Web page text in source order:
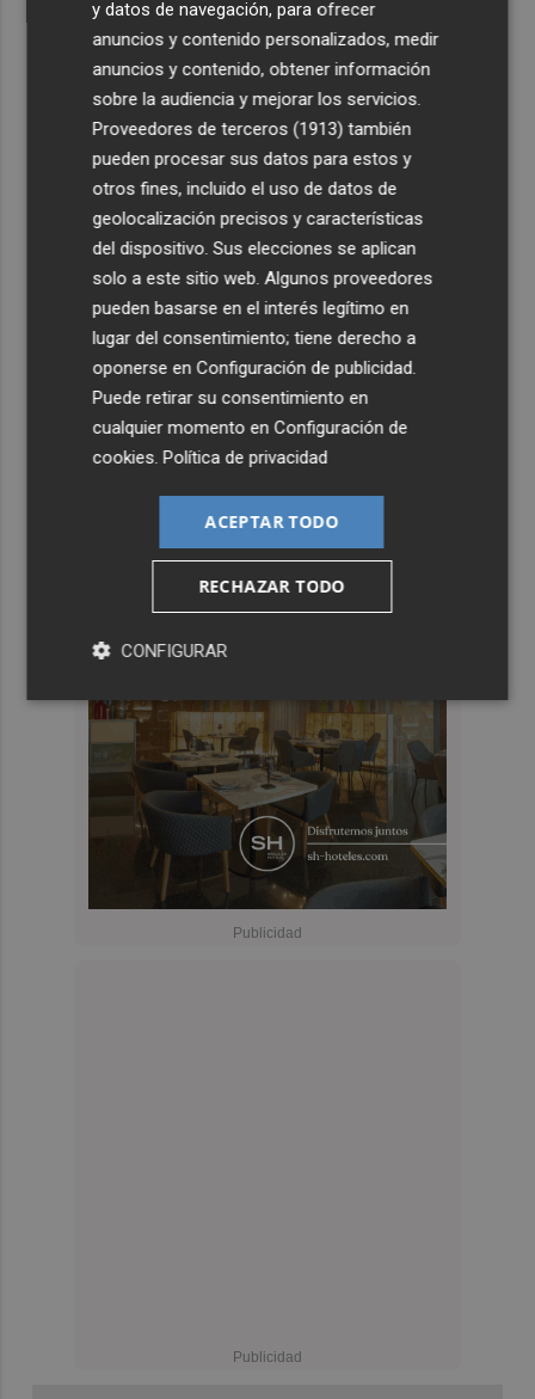
y datos de navegación, para ofrecer
anuncios y contenido personalizados, medir
anuncios y contenido, obtener información
sobre la audiencia y mejorar los servicios.
Proveedores de terceros (1913) también
pueden procesar sus datos para estos y
otros fines, incluido el uso de datos de
geolocalización precisos y características
del dispositivo. Sus elecciones se aplican
solo a este sitio web. Algunos proveedores
pueden basarse en el interés legítimo en
lugar del consentimiento; tiene derecho a
oponerse enConfiguración de publicidad
Puede retirar su consentimiento en
cualquier momento enConfiguración de
cookies .Política de privacidad
ACEPTAR TODO
RECHAZAR TODO
CONFIGURAR